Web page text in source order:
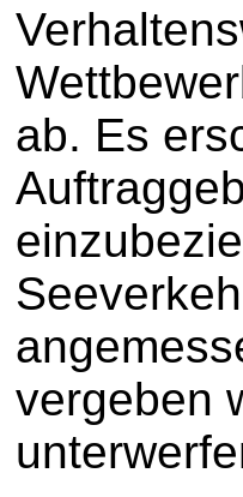
ab. Es
vergeben